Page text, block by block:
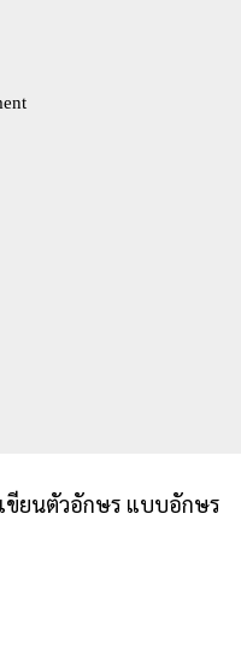
ขียนตัวอักษร แบบอักษร